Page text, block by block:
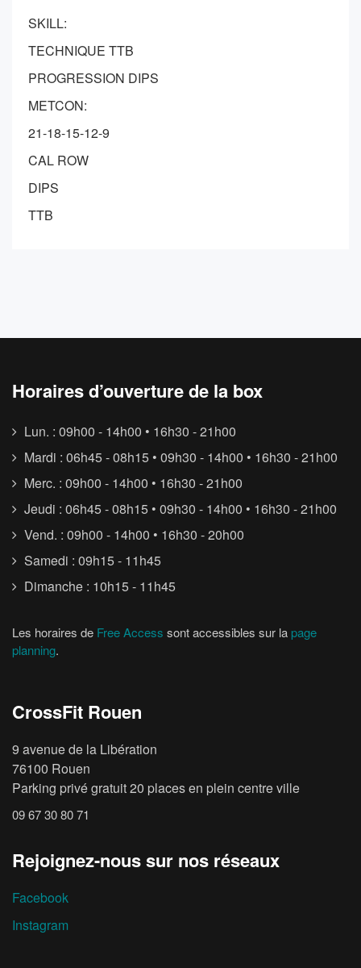
SKILL:
TECHNIQUE TTB
PROGRESSION DIPS
METCON:
21-18-15-12-9
CAL ROW
DIPS
TTB
Horaires d’ouverture de la box
Lun. : 09h00 - 14h00 • 16h30 - 21h00
Mardi : 06h45 - 08h15 • 09h30 - 14h00 • 16h30 - 21h00
Merc. : 09h00 - 14h00 • 16h30 - 21h00
Jeudi : 06h45 - 08h15 • 09h30 - 14h00 • 16h30 - 21h00
Vend. : 09h00 - 14h00 • 16h30 - 20h00
Samedi : 09h15 - 11h45
Dimanche : 10h15 - 11h45
Les horaires de Free Access sont accessibles sur la page
planning.
CrossFit Rouen
9 avenue de la Libération
76100 Rouen
Parking privé gratuit 20 places en plein centre ville
09 67 30 80 71
Rejoignez-nous sur nos réseaux
Facebook
Instagram